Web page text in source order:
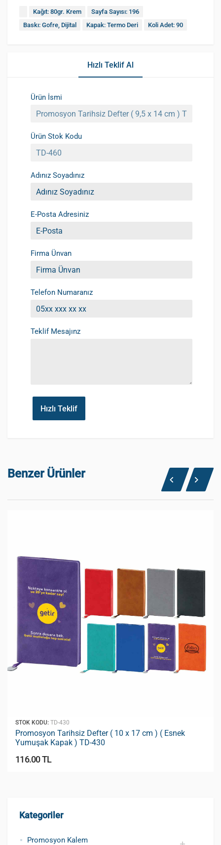
Kategoriler
Promosyon Kalem
Kağıt: 80gr. Krem
Sayfa Sayısı: 196
Baskı: Gofre, Dijital
Kapak: Termo Deri Koli Adet: 90
Hızlı Teklif Al
Ürün İsmi
Ürün Stok Kodu
Adınız Soyadınız
E-Posta Adresiniz
Firma Ünvan
Telefon Numaranız
Teklif Mesajınz
Hızlı Teklif
Benzer Ürünler
STOK KODU: TD-430
Promosyon Tarihsiz Defter ( 10 x 17 cm ) ( Esnek
Yumuşak Kapak ) TD-430
116.00 TL